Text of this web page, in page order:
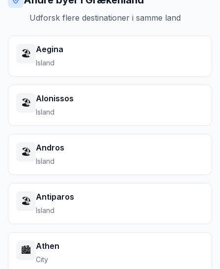
Udforsk flere destinationer i samme land
🏖️ Aegina
Island
🏖️ Alonissos
Island
🏖️ Andros
Island
🏖️ Antiparos
Island
🏙️ Athen
City